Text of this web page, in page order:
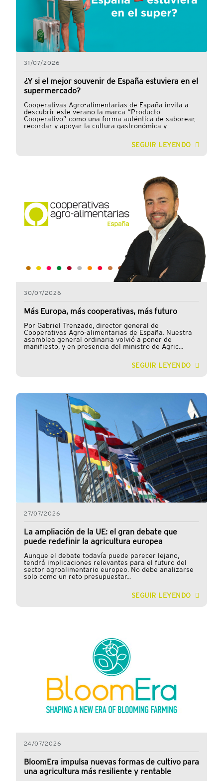
31/07/2026
¿Y si el mejor souvenir de España estuviera en el
supermercado?
Cooperativas Agro-alimentarias de España invita a
descubrir este verano la marca “Producto
Cooperativo” como una forma auténtica de saborear,
recordar y apoyar la cultura gastronómica y...
SEGUIR LEYENDO
30/07/2026
Más Europa, más cooperativas, más futuro
Por Gabriel Trenzado, director general de
Cooperativas Agro-alimentarias de España. Nuestra
asamblea general ordinaria volvió a poner de
manifiesto, y en presencia del ministro de Agric...
SEGUIR LEYENDO
27/07/2026
La ampliación de la UE: el gran debate que
puede redefinir la agricultura europea
Aunque el debate todavía puede parecer lejano,
tendrá implicaciones relevantes para el futuro del
sector agroalimentario europeo. No debe analizarse
solo como un reto presupuestar...
SEGUIR LEYENDO
24/07/2026
BloomEra impulsa nuevas formas de cultivo para
una agricultura más resiliente y rentable